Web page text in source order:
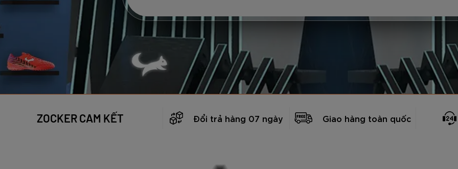
ZOCKER CAM KẾT Đổi trả hàng 07 ngày Giao hàng toàn quốc